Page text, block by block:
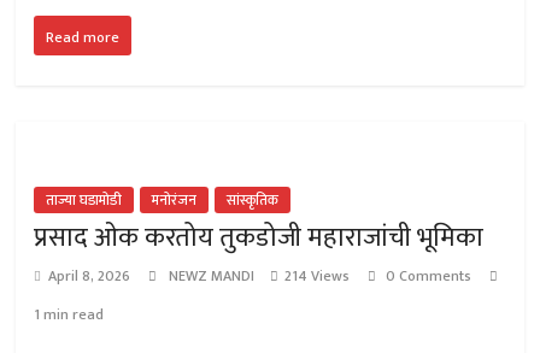
Read more
ताज्या घडामोडी मनोरंजन सांस्कृतिक
प्रसाद ओक करतोय तुकडोजी महाराजांची भूमिका
April 8, 2026 NEWZ MANDI 214 Views
0 Comments
1 min read